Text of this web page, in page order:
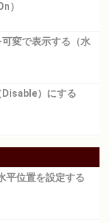
）
変で表示する（水
）にする
平位置を設定する